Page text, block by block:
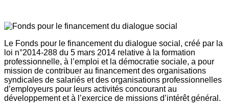
Le Fonds pour le financement du dialogue social, créé par la
loi n°2014-288 du 5 mars 2014 relative à la formation
professionnelle, à l’emploi et la démocratie sociale, a pour
mission de contribuer au financement des organisations
syndicales de salariés et des organisations professionnelles
d’employeurs pour leurs activités concourant au
développement et à l’exercice de missions d’intérêt général.